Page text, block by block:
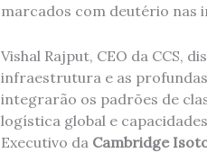
marcados com deutério nas
Vishal Rajput, CEO da CCS,
infraestrutura e as
integrarão os padrões de
logística global e
Executivo da Cambridge